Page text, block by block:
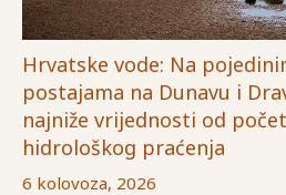
Hrvatske vode: Na
postajama na Dunavu i
najniže vrijednosti od
hidrološkog praćenja
6 kolovoza, 2026